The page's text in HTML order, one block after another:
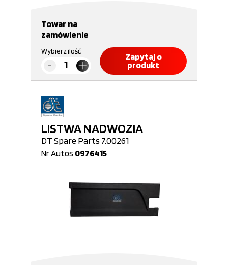
Towar na
zamówienie
Wybierz ilość
Zapytaj o
produkt
LISTWA NADWOZIA
DT Spare Parts 7.00261
Nr Autos 0976415